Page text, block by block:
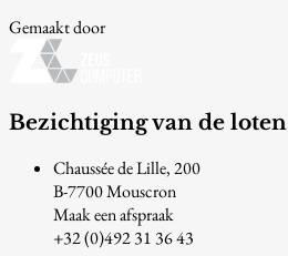
Gemaakt door
Bezichtiging van de loten
Chaussée de Lille, 200
B-7700 Mouscron
Maak een afspraak
+32 (0)492 31 36 43